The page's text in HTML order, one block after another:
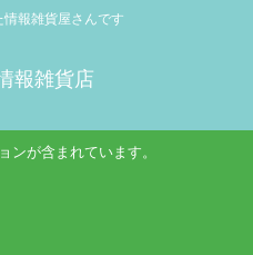
報雑貨屋さんです
報雑貨店
ンが含まれています。